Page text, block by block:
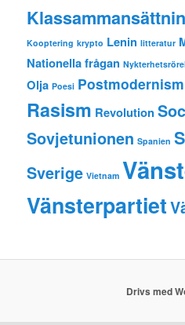
Kooptering krypto Lenin litteratur
Nationella frågan
Olja Poesi Postmodernism
Rasism Revolution
Sovjetunionen Spanien
Sverige Vietnam
Vänsterpartiet
Drivs med